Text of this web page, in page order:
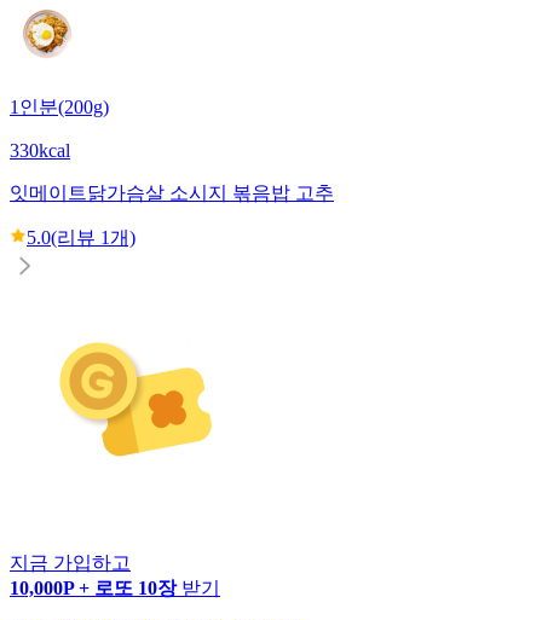
1인분(200g)
330kcal
잇메이트닭가슴살 소시지 볶음밥 고추
5.0(리뷰 1개)
지금 가입하고
10,000P + 로또 10장 받기